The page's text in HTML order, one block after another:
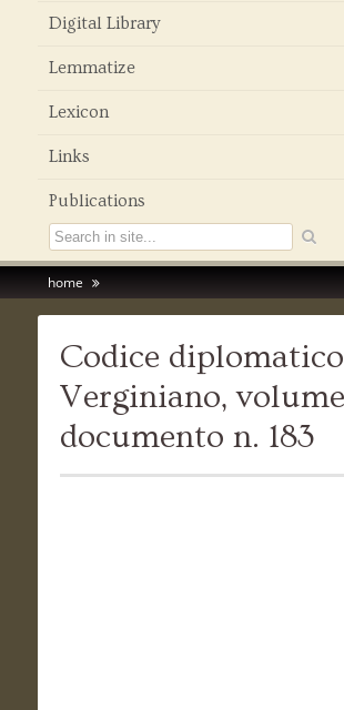
Digital Library
Lemmatize
Lexicon
Links
Publications
home
Codice diplomatico
Verginiano,
documento n. 183